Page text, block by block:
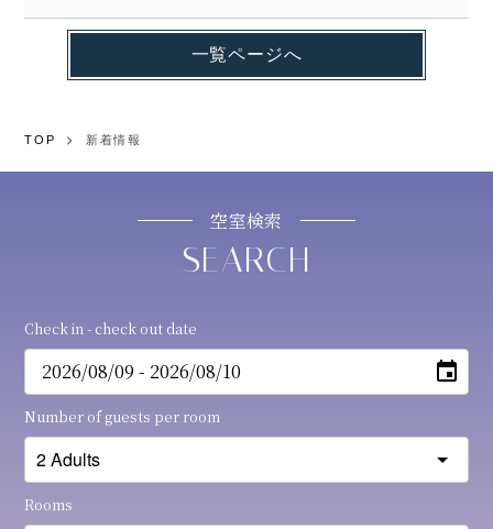
一覧ページへ
TOP 新着情報
空室検索
Check in - check out date
Number of guests per room
Rooms